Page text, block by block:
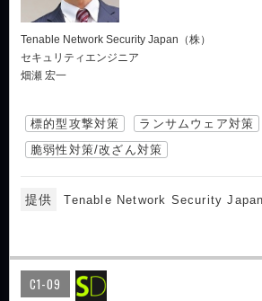
Tenable Network Security Japan（株）
セキュリティエンジニア
畑瀬 宏一
標的型攻撃対策
ランサムウェア対策
脆弱性対策/改ざん対策
提供 Tenable Network Security
C1-09